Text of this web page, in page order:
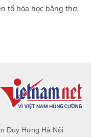
tố hóa học bằng thơ,
Duy Hưng Hà Nội